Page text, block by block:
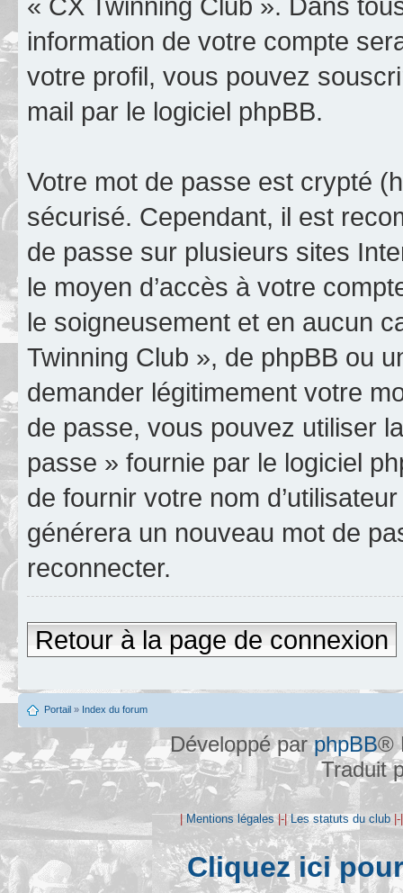
information de votre compte
votre profil, vous pouvez
mail par le logiciel phpBB.
Votre mot de passe est crypté
sécurisé. Cependant, il est
de passe sur plusieurs sites
le moyen d’accès à votre
le soigneusement et en aucun
Twinning Club », de phpBB ou
demander légitimement votre
de passe, vous pouvez utiliser
passe » fournie par le logiciel
de fournir votre nom
générera un nouveau mot de
reconnecter.
Retour à la page de connexion
Portail » Index du forum
Développé parphpBB®
Traduit
|Mentions légales|-|Les statuts du club
Cliquez ici